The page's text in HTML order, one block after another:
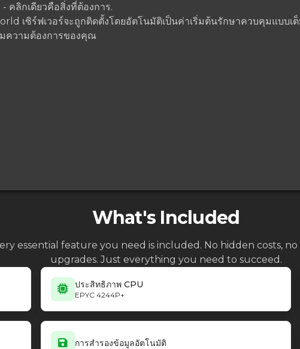
คลิกเดียวคือสิ่งที่ต้องการ.
เซิร์ฟเวอร์จะถูกติดตั้งโดยอัตโนมัติเป็นค่าเริ่มต้นรักษาควบคุมแบบ
ความต้องการของคุณ
What's Included
essential feature you need is included. No hidden costs,
upgrades. Just everything you need to succeed.
ประสิทธิภาพ CPU
EPYC 4244P+
การสำรองข้อมูลอัตโนมัติ